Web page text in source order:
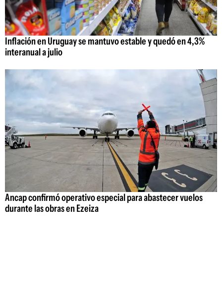
Inflación en Uruguay se mantuvo estable y quedó en 4,3%
interanual a julio
Ancap confirmó operativo especial para abastecer vuelos
durante las obras en Ezeiza